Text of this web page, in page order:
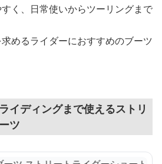
く、日常使いからツーリングまで
めるライダーにおすすめのブーツ
イディングまで使えるストリ
ツ